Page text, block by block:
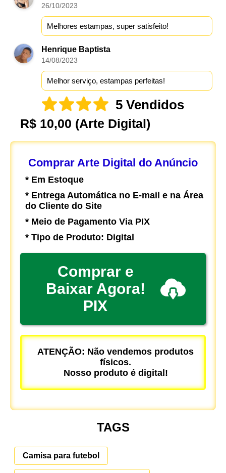
26/10/2023
Melhores estampas, super satisfeito!
Henrique Baptista
14/08/2023
Melhor serviço, estampas perfeitas!
5 Vendidos
R$ 10,00 (Arte Digital)
Comprar Arte Digital do Anúncio
* Em Estoque
* Entrega Automática no E-mail e na Área
do Cliente do Site
* Meio de Pagamento Via PIX
* Tipo de Produto: Digital
Comprar e
Baixar Agora!
PIX
ATENÇÃO: Não vendemos produtos
físicos.
Nosso produto é digital!
TAGS
Camisa para futebol